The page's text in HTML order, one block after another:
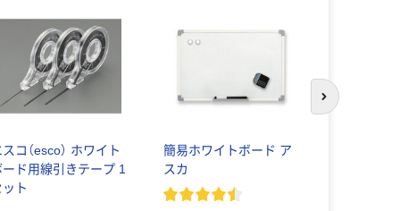
コ（esco） ホワイト
ード用線引きテープ 1
ト
簡易ホワイトボード ア
スカ
次のスライド